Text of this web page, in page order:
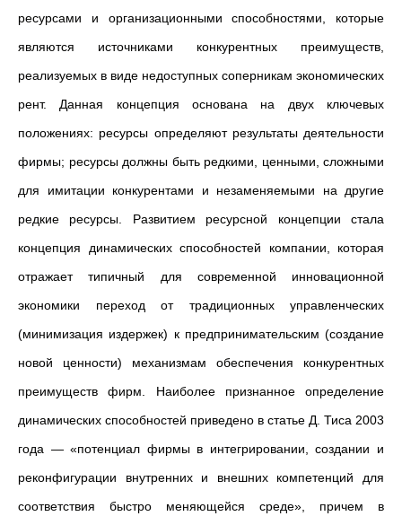
ресурсами и организационными способностями, которые
являются источниками конкурентных преимуществ,
реализуемых в виде недоступных соперникам экономических
рент. Данная концепция основана на двух ключевых
положениях: ресурсы определяют результаты деятельности
фирмы; ресурсы должны быть редкими, ценными, сложными
для имитации конкурентами и незаменяемыми на другие
редкие ресурсы. Развитием ресурсной концепции стала
концепция динамических способностей компании, которая
отражает типичный для современной инновационной
экономики переход от традиционных управленческих
(минимизация издержек) к предпринимательским (создание
новой ценности) механизмам обеспечения конкурентных
преимуществ фирм. Наиболее признанное определение
динамических способностей приведено в статье Д. Тиса 2003
года — «потенциал фирмы в интегрировании, создании и
реконфигурации внутренних и внешних компетенций для
соответствия быстро меняющейся среде», причем в